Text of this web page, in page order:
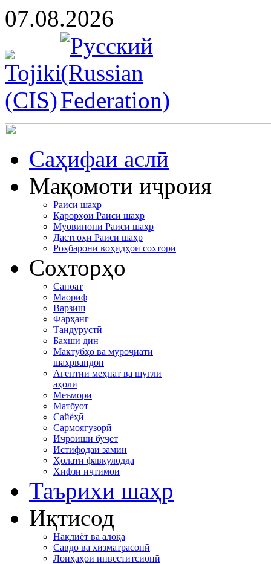
07.08.2026
Cаҳифаи аслӣ
Мақомоти иҷроия
Раиси шаҳр
Қарорҳои Раиси шаҳр
Муовинони Раиси шаҳр
Дастгоҳи Раиси шаҳр
Роҳбарони воҳидҳои сохторӣ
Сохторҳо
Саноат
Маориф
Варзиш
Фарҳанг
Тандурустӣ
Бахши дин
Мактубҳо ва муроҷиати
шаҳрвандон
Агентии меҳнат ва шуғли
аҳолӣ
Меъморӣ
Матбуот
Сайёҳӣ
Сармоягузорӣ
Иҷроиши буҷет
Истифодаи замин
Ҳолати фавқулодда
Хифзи иҷтимоӣ
Таърихи шаҳр
Иқтисод
Нақлиёт ва алоқа
Савдо ва хизматрасонӣ
Лоиҳаҳои инвеститсионӣ